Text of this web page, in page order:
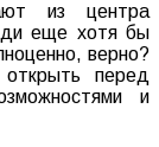
из центра
еще хотя бы
верно?
перед
и